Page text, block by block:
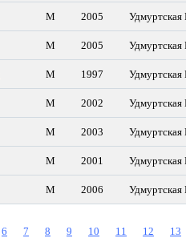
М 2005 Удмуртская
М 2005 Удмуртская
М 1997 Удмуртская
М 2002 Удмуртская
М 2003 Удмуртская
М 2001 Удмуртская
М 2006 Удмуртская
6 7 8 9 10 11 12
13